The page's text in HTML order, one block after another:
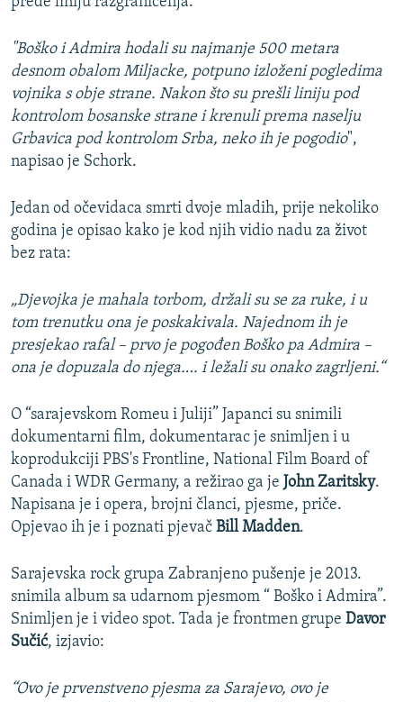
"Boško i Admira hodali su najmanje 500 metara
desnom obalom Miljacke, potpuno izloženi pogledima
vojnika s obje strane. Nakon što su prešli liniju pod
kontrolom bosanske strane i krenuli prema naselju
Grbavica pod kontrolom Srba, neko ih je pogodio",
napisao je Schork.
Jedan od očevidaca smrti dvoje mladih, prije nekoliko
godina je opisao kako je kod njih vidio nadu za život
bez rata:
„Djevojka je mahala torbom, držali su se za ruke, i u
tom trenutku ona je poskakivala. Najednom ih je
presjekao rafal – prvo je pogođen Boško pa Admira –
ona je dopuzala do njega…. i ležali su onako zagrljeni.“
O “sarajevskom Romeu i Juliji” Japanci su snimili
dokumentarni film, dokumentarac je snimljen i u
koprodukciji PBS's Frontline, National Film Board of
Canada i WDR Germany, a režirao ga je John Zaritsky.
Napisana je i opera, brojni članci, pjesme, priče.
Opjevao ih je i poznati pjevač Bill Madden.
Sarajevska rock grupa Zabranjeno pušenje je 2013.
snimila album sa udarnom pjesmom “ Boško i Admira”.
Snimljen je i video spot. Tada je frontmen grupe Davor
Sučić, izjavio:
“Ovo je prvenstveno pjesma za Sarajevo, ovo je